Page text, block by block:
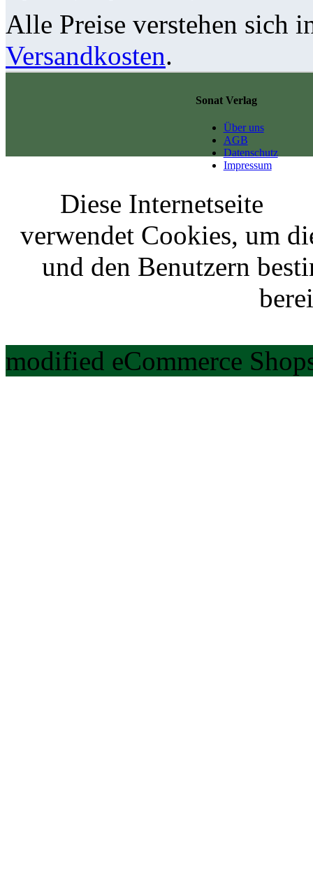
Alle Preise verstehen sich
Versandkosten.
Sonat Verlag
Über uns
AGB
Datenschutz
Impressum
Diese Internetseite
verwendet Cookies, um
und den Benutzern
modified eCommerce